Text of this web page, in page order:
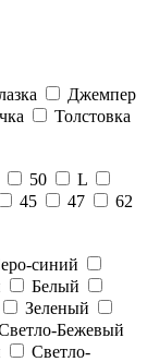
Джемпер
Толстовка
50
L
45 47
62
синий
Белый
Зеленый
Бежевый
Светло-